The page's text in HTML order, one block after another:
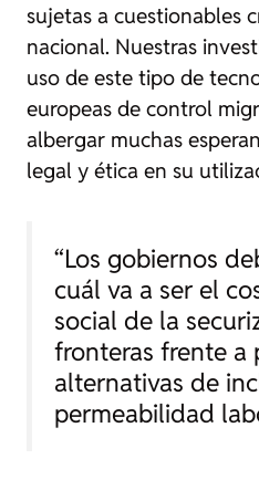
sujetas a cuestionables
nacional. Nuestras
uso de este tipo de
europeas de control
albergar muchas
legal y ética en su
“Los gobiernos
cuál va a ser el
social de la
fronteras frente a
alternativas de
permeabilidad